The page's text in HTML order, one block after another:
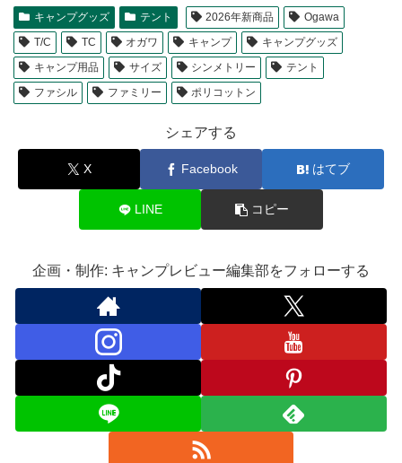
キャンプグッズ テント 2026年新商品
Ogawa
T/C
TC オガワ キャンプ
キャンプグッズ
キャンプ用品
サイズ シンメトリー
テント
ファシル
ファミリー ポリコットン
シェアする
X Facebook はてブ
LINE コピー
企画・制作: キャンプレビュー編集部をフォローする